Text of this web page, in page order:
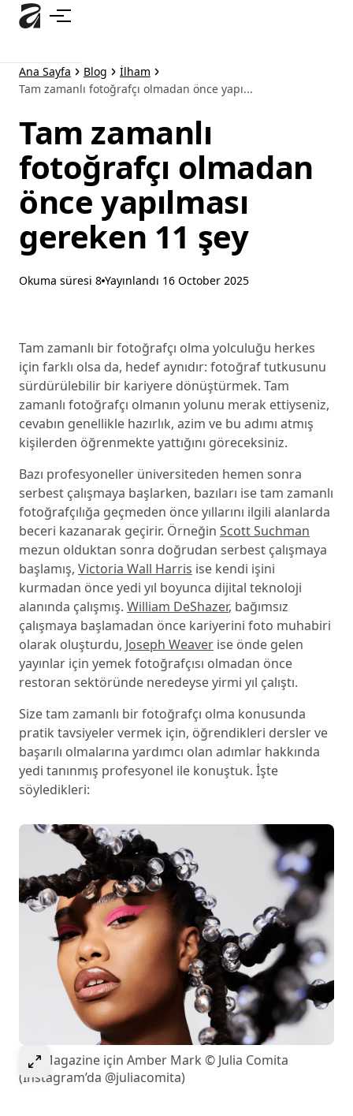
Ana
içeriğe
Ana Sayfa Blog
İlham
Tam zamanlı fotoğrafçı olmadan önce yapı...
Tam zamanlı
fotoğrafçı olmadan
önce yapılması
gereken 11 şey
Okuma süresi 8 Yayınlandı 16 October 2025
Tam zamanlı bir fotoğrafçı olma yolculuğu herkes
için farklı olsa da, hedef aynıdır: fotoğraf tutkusunu
sürdürülebilir bir kariyere dönüştürmek. Tam
zamanlı fotoğrafçı olmanın yolunu merak ettiyseniz,
cevabın genellikle hazırlık, azim ve bu adımı atmış
kişilerden öğrenmekte yattığını göreceksiniz.
Bazı profesyoneller üniversiteden hemen sonra
serbest çalışmaya başlarken, bazıları ise tam zamanlı
fotoğrafçılığa geçmeden önce yıllarını ilgili alanlarda
beceri kazanarak geçirir. Örneğin Scott Suchman
mezun olduktan sonra doğrudan serbest çalışmaya
başlamış, Victoria Wall Harris ise kendi işini
kurmadan önce yedi yıl boyunca dijital teknoloji
alanında çalışmış. William DeShazer, bağımsız
çalışmaya başlamadan önce kariyerini foto muhabiri
olarak oluşturdu, Joseph Weaver ise önde gelen
yayınlar için yemek fotoğrafçısı olmadan önce
restoran sektöründe neredeyse yirmi yıl çalıştı.
Size tam zamanlı bir fotoğrafçı olma konusunda
pratik tavsiyeler vermek için, öğrendikleri dersler ve
başarılı olmalarına yardımcı olan adımlar hakkında
yedi tanınmış profesyonel ile konuştuk. İşte
söyledikleri:
Görseli genişletmek için seçin
IRK Magazine için Amber Mark © Julia Comita
(Instagram’da @juliacomita)